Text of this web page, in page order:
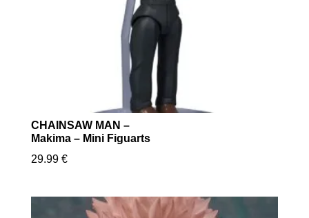
CHAINSAW MAN –
Makima – Mini Figuarts
29.99 €